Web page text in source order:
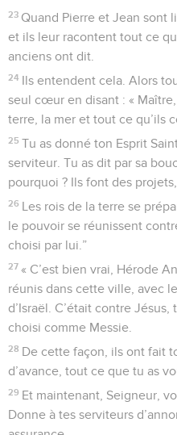
23 Quand Pierre et Jean sont
et ils leur racontent tout ce
anciens ont dit.
24 Ils entendent cela. Alors
seul cœur en disant : «
terre, la mer et tout ce qu’ils
25 Tu as donné ton Esprit
serviteur. Tu as dit par sa
pourquoi ? Ils font des
26 Les rois de la terre se
le pouvoir se réunissent
choisi par lui.”
27 « C’est bien vrai, Hérode
réunis dans cette ville, avec
d’Israël. C’était contre
choisi comme Messie.
28 De cette façon, ils ont fait
d’avance, tout ce que tu as
29 Et maintenant, Seigneur,
Donne à tes serviteurs